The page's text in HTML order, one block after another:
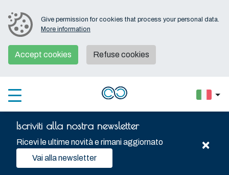
Give permission for cookies that process your personal data.
More information
Accept cookies Refuse cookies
Iscriviti alla nostra newsletter
Ricevi le ultime novità e rimani aggiornato
Vai alla newsletter
×